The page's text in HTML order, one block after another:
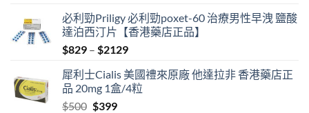
was:
$500.
is:
$480.
必利勁Priligy 必利勁poxet-60 治療男性早洩 鹽酸
達泊西汀片【香港藥店正品】
$829 – $2129Price
$829
through
犀利士Cialis 美國禮來原廠 他達拉非 香港藥店正
品 20mg 1盒/4粒
$500 Original
$399Current